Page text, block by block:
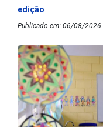
edição
Publicado em: 06/08/2026